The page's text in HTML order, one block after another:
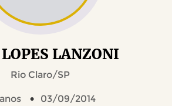
LANZONI
Rio Claro/SP
03/09/2014